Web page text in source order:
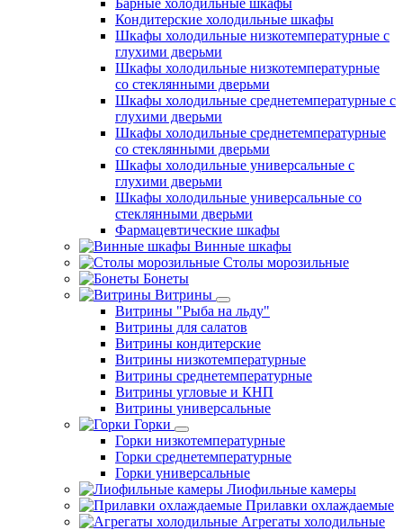
Кондитерские холодильные шкафы
Шкафы холодильные низкотемпературные с
глухими дверьми
Шкафы холодильные низкотемпературные
со стеклянными дверьми
Шкафы холодильные среднетемпературные с
глухими дверьми
Шкафы холодильные среднетемпературные
со стеклянными дверьми
Шкафы холодильные универсальные с
глухими дверьми
Шкафы холодильные универсальные со
стеклянными дверьми
Фармацевтические шкафы
Винные шкафы
Столы морозильные
Бонеты
Витрины
Витрины "Рыба на льду"
Витрины для салатов
Витрины кондитерские
Витрины низкотемпературные
Витрины среднетемпературные
Витрины угловые и КНП
Витрины универсальные
Горки
Горки низкотемпературные
Горки среднетемпературные
Горки универсальные
Лиофильные камеры
Прилавки охлаждаемые
Агрегаты холодильные